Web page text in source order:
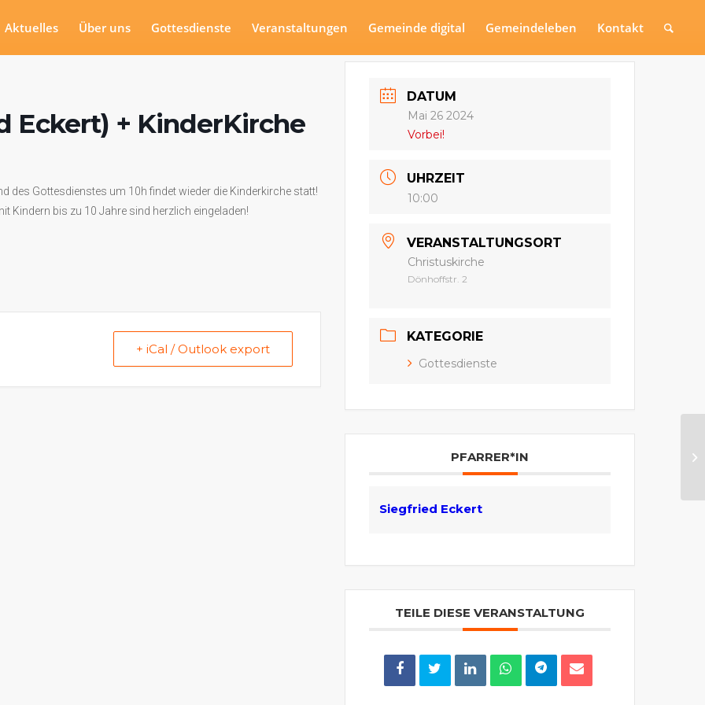
Aktuelles Über uns Gottesdienste Veranstaltungen Gemeinde digital Gemeindeleben Kontakt
Eckert) + KinderKirche
des Gottesdienstes um 10h findet wieder die Kinderkirche statt!
Kindern bis zu 10 Jahre sind herzlich eingeladen!
+ iCal / Outlook export
DATUM
Mai 26 2024
Vorbei!
UHRZEIT
10:00
VERANSTALTUNGSORT
Christuskirche
Dönhoffstr. 2
KATEGORIE
Gottesdienste
PFARRER*IN
Siegfried Eckert
TEILE DIESE VERANSTALTUNG